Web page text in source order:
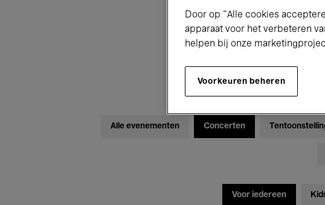
Alle evenementen Concerten
Voor iedereen
Door op “Alle cookies
apparaat voor het verbeteren
helpen bij onze
Voorkeuren beheren